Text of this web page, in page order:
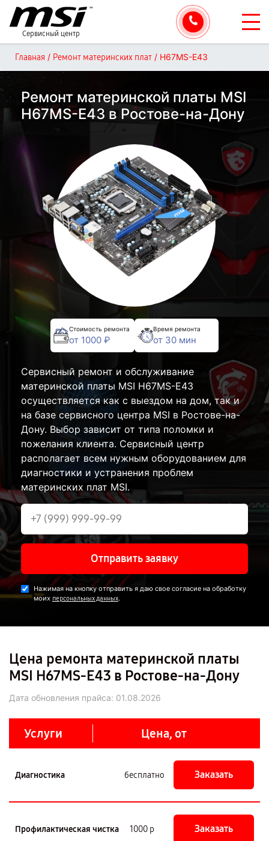
Сервисный центр
Главная / Ремонт материнских плат / H67MS-E43
Ремонт материнской платы MSI
H67MS-E43 в Ростове-на-Дону
Стоимость ремонта
от 1000 ₽
Время ремонта
от 30 мин
Сервисный ремонт и обслуживание
материнской платы MSI H67MS-E43
осуществляется как с выездом на дом, так и
на базе сервисного центра MSI в Ростове-на-
Дону. Выбор зависит от типа поломки и
пожелания клиента. Сервисный центр
располагает всем нужным оборудованием для
диагностики и устранения проблем
материнских плат MSI.
Отправить заявку
Нажимая на кнопку отправить я даю свое согласие на обработку
моих персональных данных.
Цена ремонта материнской платы
MSI H67MS-E43 в Ростове-на-Дону
Дата обновления прайса: 01.08.2026
Услуги Цена, от
Диагностика бесплатно Заказать
Профилактическая чистка 1000 р Заказать